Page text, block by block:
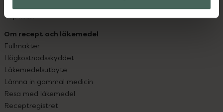
Köpvillkor
Om recept och läkemedel
Fullmakter
Högkostnadsskyddet
Läkemedelsutbyte
Lämna in gammal medicin
Resa med läkemedel
Receptregistret